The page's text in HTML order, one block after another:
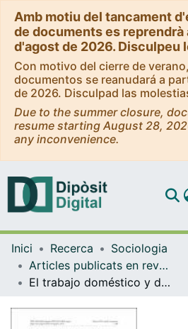
Amb motiu del tancament
de documents es reprendrà
d'agost de 2026. Disculpeu
Con motivo del cierre de
documentos se reanudará a
de 2026. Disculpad las
Due to the summer closure,
resume starting August 28,
any inconvenience.
Com
Inici Recerca
Sociologia
Articles publicats en revistes (Sociologia)
El trabajo doméstico y de cuidados en las parejas de doble ingreso. Análisis comparativo entre España, Argentina y Chile